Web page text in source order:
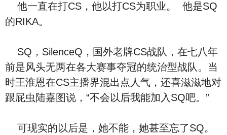
他一直在打CS，他以打CS为职业。 他是SQ
的RIKA。
SQ，SilenceQ，国外老牌CS战队，在七八年
前是风头无两在各大赛事夺冠的统治型战队。当
时王淮恩在CS主播界混出点人气，还喜滋滋地对
跟屁虫陆嘉图说，“不会以后我能加入SQ吧。”
可现实的以后是，她不能，她甚至忘了SQ。